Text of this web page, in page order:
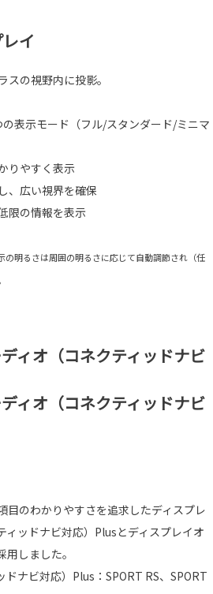
イ
の視野内に投影。
表示モード（フル/スタンダード/ミニマ
りやすく表示
、広い視界を確保
限の情報を表示
明るさは周囲の明るさに応じて自動調節され（任
ィオ（コネクティッドナビ
ィオ（コネクティッドナビ
目のわかりやすさを追求したディスプレ
ィッドナビ対応）Plusとディスプレイオ
しました。
ドナビ対応）Plus：SPORT RS、SPORT